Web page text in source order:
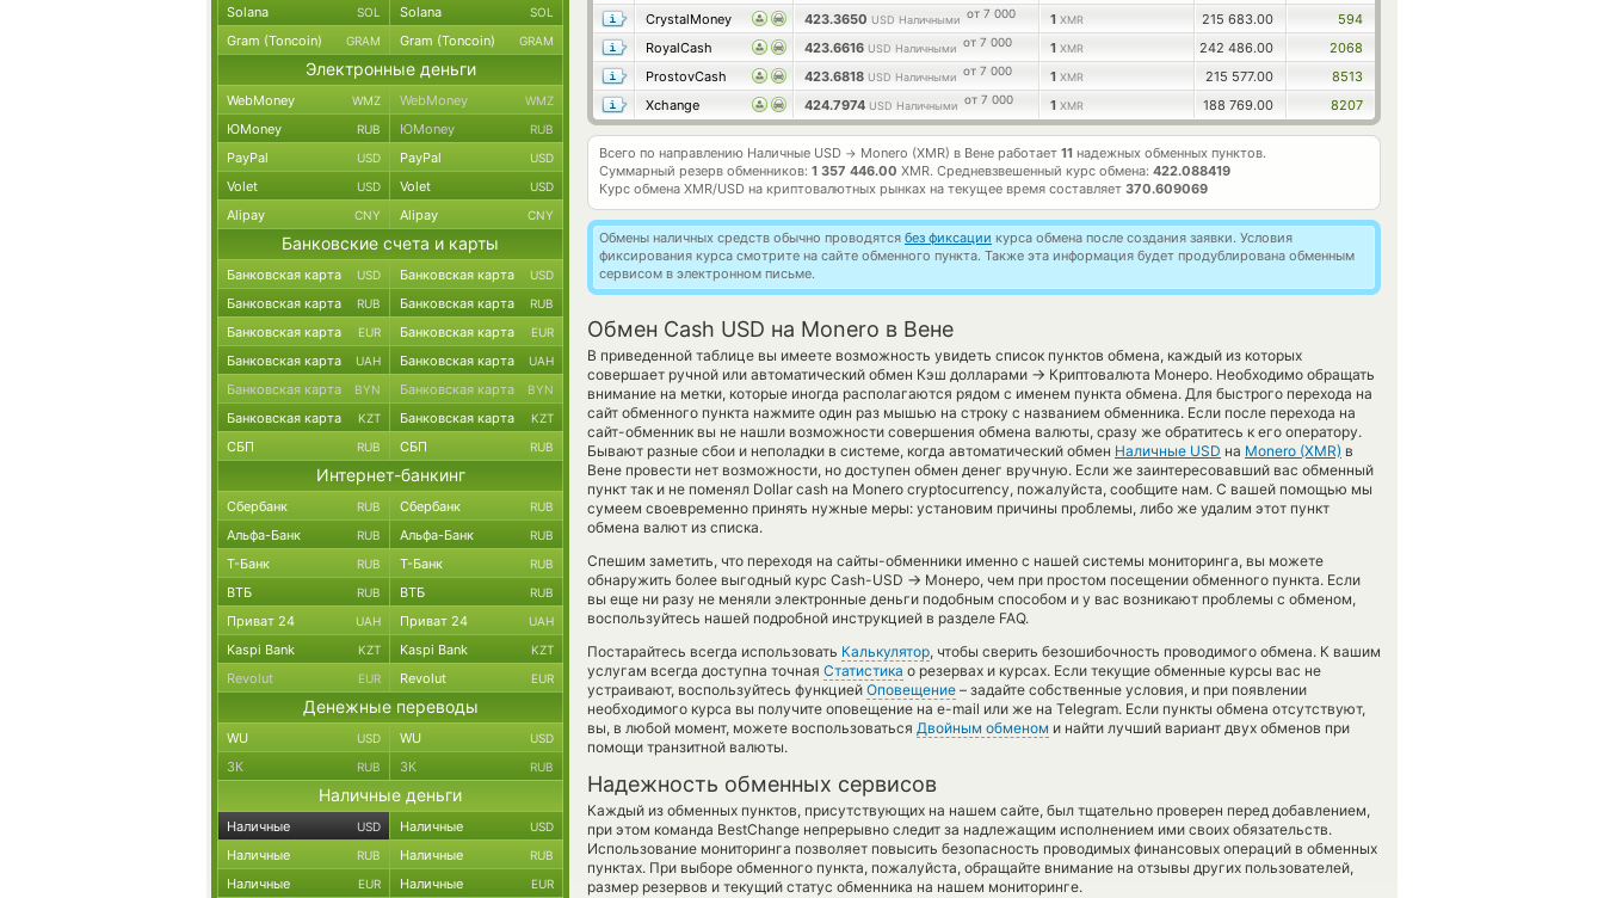
CrystalMoney
423.3650 USD Наличными от 7 000 1 XMR 215 683.00
594
RoyalCash
423.6616 USD Наличными от 7 000 1 XMR 242 486.00
2068
ProstovCash
423.6818 USD Наличными от 7 000 1 XMR 215 577.00
8513
Xchange
424.7974 USD Наличными от 7 000 1 XMR 188 769.00 8207
Всего по направлению Наличные USD → Monero (XMR) в Вене работает 11 надежных обменных пунктов.
Суммарный резерв обменников: 1 357 446.00 XMR. Средневзвешенный курс обмена: 422.088419
Курс обмена XMR/USD на криптовалютных рынках на текущее время составляет 370.609069
Обмены наличных средств обычно проводятся без фиксации курса обмена после создания заявки. Условия
фиксирования курса смотрите на сайте обменного пункта. Также эта информация будет продублирована обменным
сервисом в электронном письме.
Обмен Cash USD на Monero в Вене
В приведенной таблице вы имеете возможность увидеть список пунктов обмена, каждый из которых
совершает ручной или автоматический обмен Кэш долларами → Криптовалюта Монеро. Необходимо обращать
внимание на метки, которые иногда располагаются рядом с именем пункта обмена. Для быстрого перехода на
сайт обменного пункта нажмите один раз мышью на строку с названием обменника. Если после перехода на
сайт-обменник вы не нашли возможности совершения обмена валюты, сразу же обратитесь к его оператору.
Бывают разные сбои и неполадки в системе, когда автоматический обмен Наличные USD на Monero (XMR) в
Вене провести нет возможности, но доступен обмен денег вручную. Если же заинтересовавший вас обменный
пункт так и не поменял Dollar cash на Monero cryptocurrency, пожалуйста, сообщите нам. С вашей помощью мы
сумеем своевременно принять нужные меры: установим причины проблемы, либо же удалим этот пункт
обмена валют из списка.
Спешим заметить, что переходя на сайты-обменники именно с нашей системы мониторинга, вы можете
обнаружить более выгодный курс Cash-USD → Монеро, чем при простом посещении обменного пункта. Если
вы еще ни разу не меняли электронные деньги подобным способом и у вас возникают проблемы с обменом,
воспользуйтесь нашей подробной инструкцией в разделе FAQ.
Постарайтесь всегда использовать Калькулятор, чтобы сверить безошибочность проводимого обмена. К вашим
услугам всегда доступна точная Статистика о резервах и курсах. Если текущие обменные курсы вас не
устраивают, воспользуйтесь функцией Оповещение – задайте собственные условия, и при появлении
необходимого курса вы получите оповещение на e-mail или же на Telegram. Если пункты обмена отсутствуют,
вы, в любой момент, можете воспользоваться Двойным обменом и найти лучший вариант двух обменов при
помощи транзитной валюты.
Надежность обменных сервисов
Каждый из обменных пунктов, присутствующих на нашем сайте, был тщательно проверен перед добавлением,
при этом команда BestChange непрерывно следит за надлежащим исполнением ими своих обязательств.
Использование мониторинга позволяет повысить безопасность проводимых финансовых операций в обменных
пунктах. При выборе обменного пункта, пожалуйста, обращайте внимание на отзывы других пользователей,
размер резервов и текущий статус обменника на нашем мониторинге.
Solana SOL Solana SOL
Gram (Toncoin) GRAM Gram (Toncoin) GRAM
Электронные деньги
WebMoney WMZ WebMoney WMZ
ЮMoney RUB ЮMoney RUB
PayPal USD PayPal USD
Volet USD Volet USD
Alipay CNY Alipay CNY
Банковские счета и карты
Банковская карта USD Банковская карта USD
Банковская карта RUB Банковская карта RUB
Банковская карта EUR Банковская карта EUR
Банковская карта UAH Банковская карта UAH
Банковская карта BYN Банковская карта BYN
Банковская карта KZT Банковская карта KZT
СБП RUB СБП RUB
Интернет-банкинг
Сбербанк RUB Сбербанк RUB
Альфа-Банк RUB Альфа-Банк RUB
Т-Банк RUB Т-Банк RUB
ВТБ RUB ВТБ RUB
Приват 24 UAH Приват 24 UAH
Kaspi Bank KZT Kaspi Bank KZT
Revolut EUR Revolut EUR
Денежные переводы
WU USD WU USD
ЗК RUB ЗК RUB
Наличные деньги
Наличные USD Наличные USD
Наличные RUB Наличные RUB
Наличные EUR Наличные EUR